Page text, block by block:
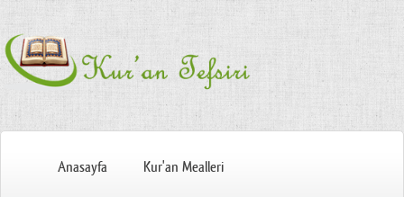
Anasayfa Kur'an Mealleri